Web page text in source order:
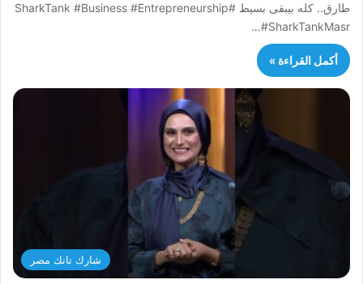
طارق.. كله بيبقى بسيط #SharkTank #Business #Entrepreneurship
#SharkTankMasr…
أكمل القراءة »
شارك تانك مصر